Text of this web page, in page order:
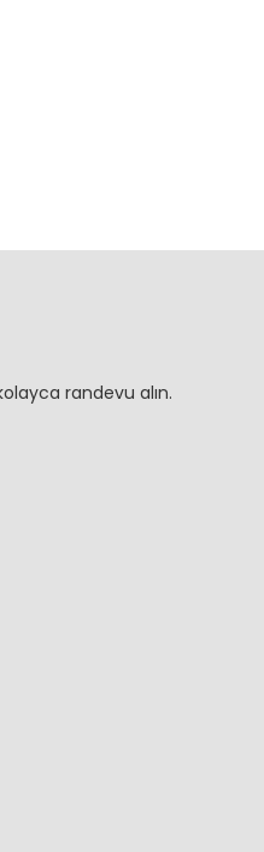
randevu alın.